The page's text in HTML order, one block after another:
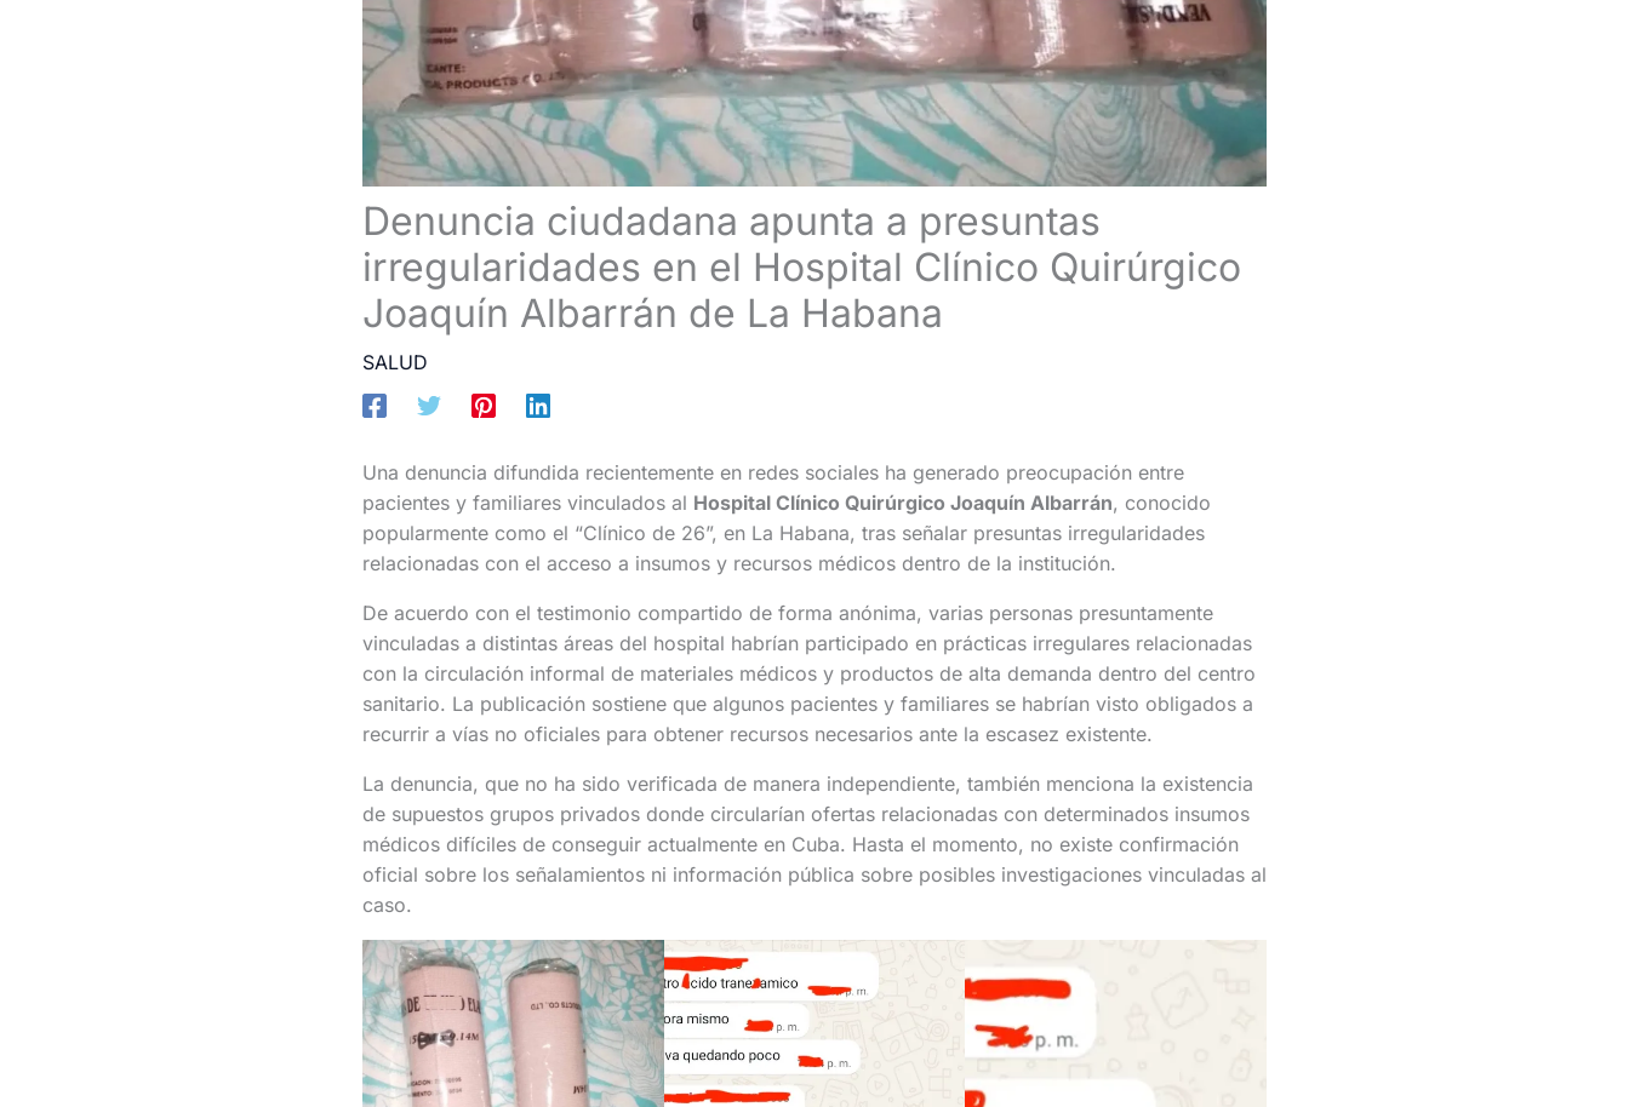
Denuncia ciudadana apunta a presuntas
irregularidades en el Hospital Clínico Quirúrgico
Joaquín Albarrán de La Habana
SALUD
Una denuncia difundida recientemente en redes sociales ha generado preocupación entre
pacientes y familiares vinculados al Hospital Clínico Quirúrgico Joaquín Albarrán, conocido
popularmente como el “Clínico de 26”, en La Habana, tras señalar presuntas irregularidades
relacionadas con el acceso a insumos y recursos médicos dentro de la institución.
De acuerdo con el testimonio compartido de forma anónima, varias personas presuntamente
vinculadas a distintas áreas del hospital habrían participado en prácticas irregulares relacionadas
con la circulación informal de materiales médicos y productos de alta demanda dentro del centro
sanitario. La publicación sostiene que algunos pacientes y familiares se habrían visto obligados a
recurrir a vías no oficiales para obtener recursos necesarios ante la escasez existente.
La denuncia, que no ha sido verificada de manera independiente, también menciona la existencia
de supuestos grupos privados donde circularían ofertas relacionadas con determinados insumos
médicos difíciles de conseguir actualmente en Cuba. Hasta el momento, no existe confirmación
oficial sobre los señalamientos ni información pública sobre posibles investigaciones vinculadas al
caso.